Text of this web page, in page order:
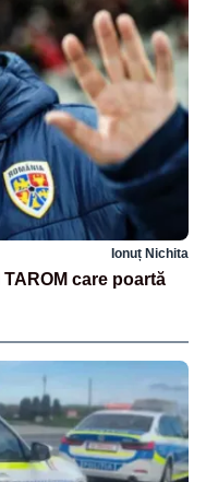
Ionuț Nichita
care poartă